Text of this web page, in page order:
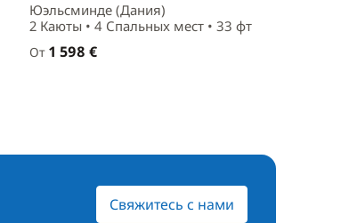
Юэльсминде (Дания)
2 Каюты • 4 Спальныx мест • 33 фт
От 1 598 €
Свяжитесь с нами